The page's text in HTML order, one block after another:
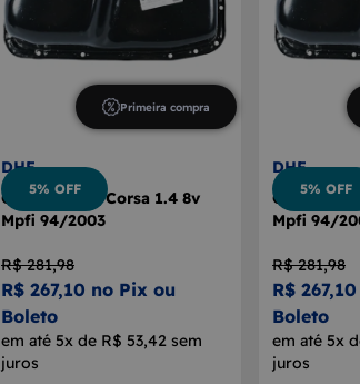
Primeira compra
DHF
Cárter Motor Corsa 1.4 8v
Mpfi 94/2003
R$ 281,98
R$ 267,10 no Pix ou
Boleto
em até 5x de R$ 53,42 sem
juros
5% OFF
DHF
Cárter
Mpfi 94/
R$ 281,98
R$
Boleto
em até 5x
juros
5% OFF